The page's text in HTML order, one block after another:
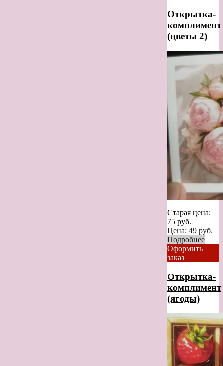
Открытка-
комплимент
(цветы 2)
Старая цена:
75 руб.
Цена: 49 руб.
Подробнее
Оформить
заказ
Открытка-
комплимент
(ягоды)